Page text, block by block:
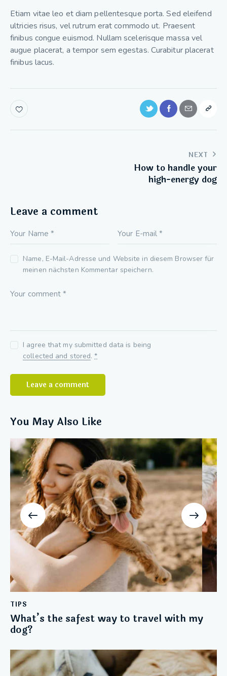
Etiam vitae leo et diam pellentesque porta. Sed eleifend
ultricies risus, vel rutrum erat commodo ut. Praesent
finibus congue euismod. Nullam scelerisque massa vel
augue placerat, a tempor sem egestas. Curabitur placerat
finibus lacus.
NEXT
How to handle your
high-energy dog
Leave a comment
Name, E-Mail-Adresse und Website in diesem Browser für
meinen nächsten Kommentar speichern.
I agree that my submitted data is being
collected and stored.*
You May Also Like
TIPS
What’s the safest way to travel with my
dog?